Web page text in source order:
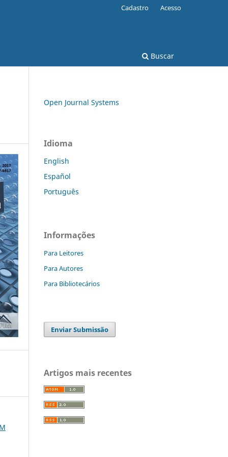
Buscar
Cadastro Acesso
Open Journal Systems
Idioma
English
Español
Português
Informações
Para Leitores
Para Autores
Para Bibliotecários
Enviar Submissão
Artigos mais recentes